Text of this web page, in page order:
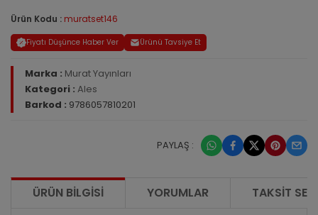
Ürün Kodu : muratset146
Fiyatı Düşünce Haber Ver Ürünü Tavsiye Et
Marka : Murat Yayınları
Kategori : Ales
Barkod : 9786057810201
PAYLAŞ :
ÜRÜN BILGISI YORUMLAR TAKSIT